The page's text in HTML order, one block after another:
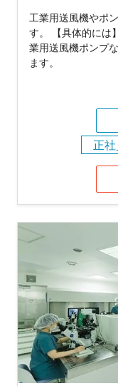
⼯業⽤送⾵機やポ
す。 【具体的には
業⽤送⾵機ポンプ
ます。
正社